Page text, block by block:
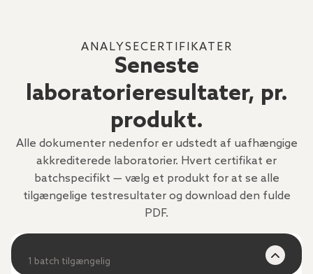
ANALYSECERTIFIKATER
Seneste
laboratorieresultater, pr.
produkt.
Alle dokumenter nedenfor er udstedt af uafhængige
akkrediterede laboratorier. Hvert certifikat er
batchspecifikt — vælg et produkt for at se alle
tilgængelige testresultater og download den fulde
PDF.
1 batch tilgængelig